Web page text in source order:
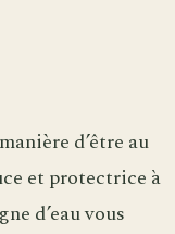
d’être au
et protectrice à
d’eau vous